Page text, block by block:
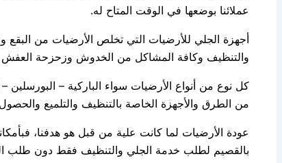
عملائنا بوضعها في الوقت المتاح له.
أجهزة الجلي للأرضيات التي تخلص الأرضيات من البقع
والتنظيف وكافة المشاكل من الخدوش وزحزحة العفش
كل نوع من أنواع الأرضيات سواء الباركية – البورسلين –
من الطرق والأجهزة الخاصة بالتنظيف والتلميع والحصول
عودة الأرضيات لما كانت علية من قبل هو هدفنا،
بالقصيم لطلب خدمة الجلي والتنظيف فقط دون طلب